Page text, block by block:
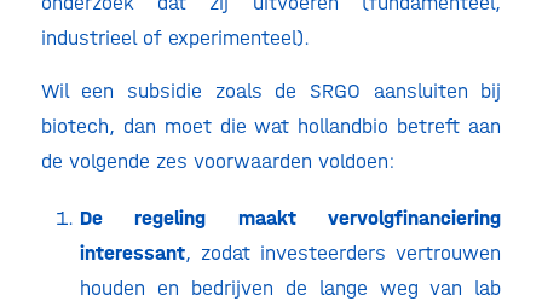
industrieel of experimenteel).
Wil een subsidie zoals de SRGO aansluiten bij
biotech, dan moet die wat hollandbio betreft aan
de volgende zes voorwaarden voldoen:
De regeling maakt vervolgfinanciering
interessant, zodat investeerders vertrouwen
houden en bedrijven de lange weg van lab